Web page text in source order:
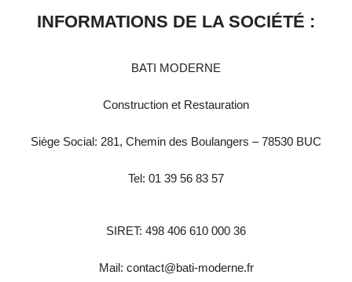
INFORMATIONS DE LA SOCIÉTÉ :
BATI MODERNE
Construction et Restauration
Siège Social: 281, Chemin des Boulangers – 78530 BUC
Tel: 01 39 56 83 57
SIRET: 498 406 610 000 36
Mail: contact@bati-moderne.fr